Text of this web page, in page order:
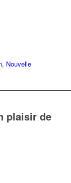
, Nouvelle
plaisir de